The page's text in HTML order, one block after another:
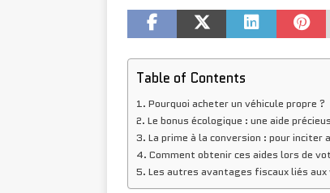
Table of Contents
Pourquoi acheter un véhicule propre ?
Le bonus écologique : une aide
La prime à la conversion : pour
Comment obtenir ces aides lors de
Les autres avantages fiscaux liés aux